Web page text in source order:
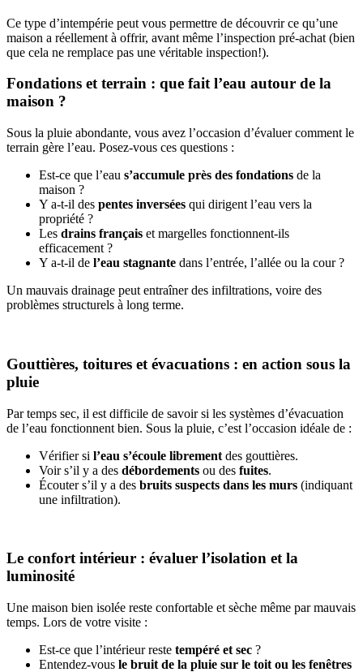
Ce type d’intempérie peut vous permettre de découvrir ce qu’une
maison a réellement à offrir, avant même l’inspection pré-achat (bien
que cela ne remplace pas une véritable inspection!).
Fondations et terrain : que fait l’eau autour de la
maison ?
Sous la pluie abondante, vous avez l’occasion d’évaluer comment le
terrain gère l’eau. Posez-vous ces questions :
Est-ce que l’eau s’accumule près des fondations de la
maison ?
Y a-t-il des pentes inversées qui dirigent l’eau vers la
propriété ?
Les drains français et margelles fonctionnent-ils
efficacement ?
Y a-t-il de l’eau stagnante dans l’entrée, l’allée ou la cour ?
Un mauvais drainage peut entraîner des infiltrations, voire des
problèmes structurels à long terme.
Gouttières, toitures et évacuations : en action sous la
pluie
Par temps sec, il est difficile de savoir si les systèmes d’évacuation
de l’eau fonctionnent bien. Sous la pluie, c’est l’occasion idéale de :
Vérifier si l’eau s’écoule librement des gouttières.
Voir s’il y a des débordements ou des fuites.
Écouter s’il y a des bruits suspects dans les murs (indiquant
une infiltration).
Le confort intérieur : évaluer l’isolation et la
luminosité
Une maison bien isolée reste confortable et sèche même par mauvais
temps. Lors de votre visite :
Est-ce que l’intérieur reste tempéré et sec ?
Entendez-vous le bruit de la pluie sur le toit ou les fenêtres